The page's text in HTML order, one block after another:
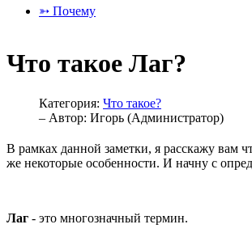
➳ Почему
Что такое Лаг?
Категория: Что такое?
– Автор: Игорь (Администратор)
В рамках данной заметки, я расскажу вам
же некоторые особенности. И начну с
Лаг - это многозначный термин.